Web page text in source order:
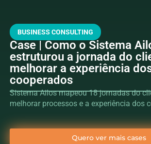
BUSINESS CONSULTING
Case | Como o Sistema
estruturou a jornada do
melhorar a experiência
cooperados
Sistema Ailos mapeou 18 jornadas do
melhorar processos e a experiência dos
Quero ver mais cases